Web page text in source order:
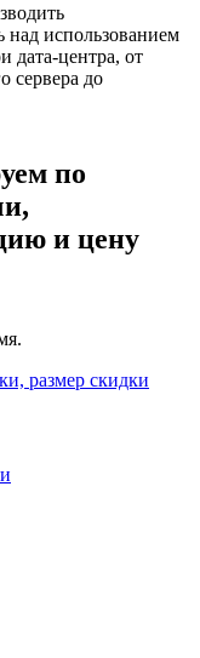
над использованием
дата-центра, от
сервера до
по
и цену
размер скидки